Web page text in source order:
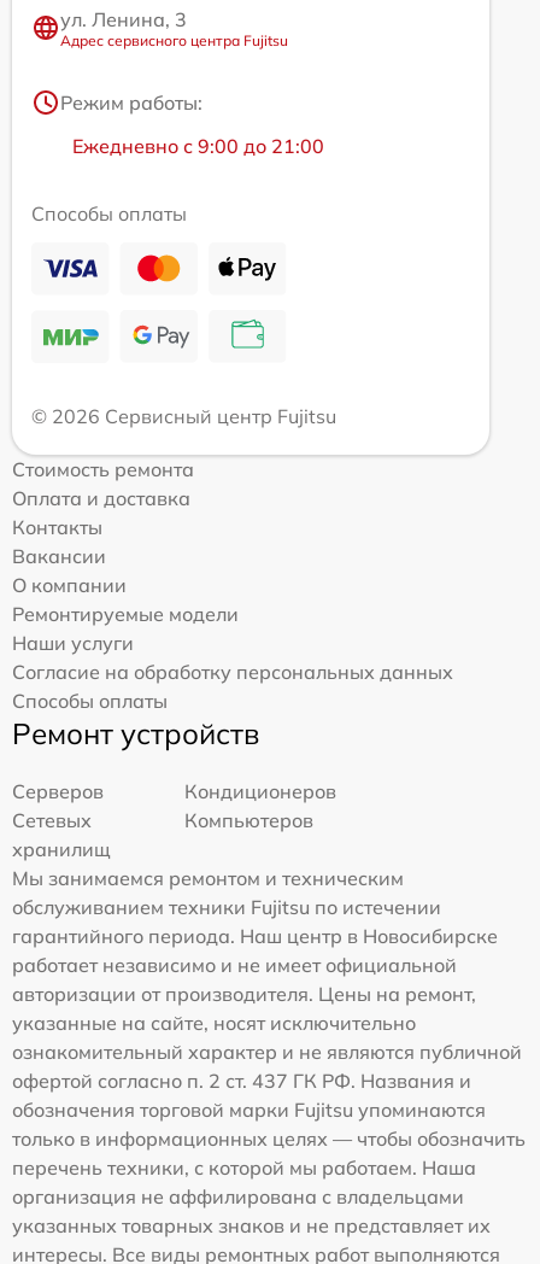
ул. Ленина, 3
Адрес сервисного центра Fujitsu
Режим работы:
Ежедневно с 9:00 до 21:00
Способы оплаты
© 2026 Сервисный центр Fujitsu
Стоимость ремонта
Оплата и доставка
Контакты
Вакансии
О компании
Ремонтируемые модели
Наши услуги
Согласие на обработку персональных данных
Способы оплаты
Ремонт устройств
Серверов
Кондиционеров
Сетевых
хранилищ
Компьютеров
Мы занимаемся ремонтом и техническим
обслуживанием техники Fujitsu по истечении
гарантийного периода. Наш центр в Новосибирске
работает независимо и не имеет официальной
авторизации от производителя. Цены на ремонт,
указанные на сайте, носят исключительно
ознакомительный характер и не являются публичной
офертой согласно п. 2 ст. 437 ГК РФ. Названия и
обозначения торговой марки Fujitsu упоминаются
только в информационных целях — чтобы обозначить
перечень техники, с которой мы работаем. Наша
организация не аффилирована с владельцами
указанных товарных знаков и не представляет их
интересы. Все виды ремонтных работ выполняются